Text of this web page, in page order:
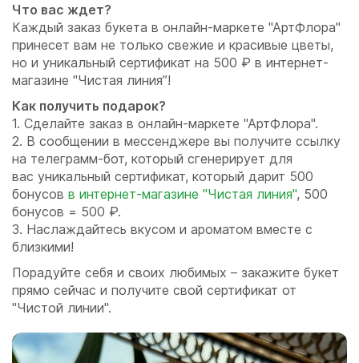
Что вас ждет?
Каждый заказ букета в онлайн-маркете "АртФлора"
принесет вам не только свежие и красивые цветы,
но и уникальный сертификат на 500 ₽ в интернет-
магазине "Чистая линия”!
Как получить подарок?
1.⁠ ⁠Сделайте заказ в онлайн-маркете "АртФлора".
2.⁠ ⁠В сообщении в мессенджере вы получите ссылку
на телеграмм-бот, который сгенерирует для
вас уникальный сертификат, который дарит 500
бонусов в интернет-магазине "Чистая линия", 500
бонусов = 500 ₽.
3.⁠ ⁠Наслаждайтесь вкусом и ароматом вместе с
близкими!
Порадуйте себя и своих любимых – закажите букет
прямо сейчас и получите свой сертификат от
"Чистой линии".